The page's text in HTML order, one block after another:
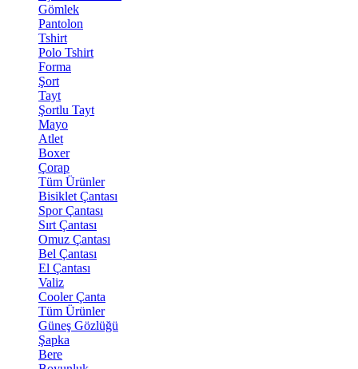
Gömlek
Pantolon
Tshirt
Polo Tshirt
Forma
Şort
Tayt
Şortlu Tayt
Mayo
Atlet
Boxer
Çorap
Tüm Ürünler
Bisiklet Çantası
Spor Çantası
Sırt Çantası
Omuz Çantası
Bel Çantası
El Çantası
Valiz
Cooler Çanta
Tüm Ürünler
Güneş Gözlüğü
Şapka
Bere